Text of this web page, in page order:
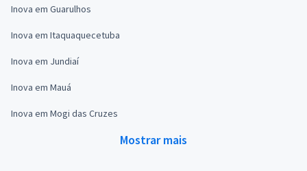
Inova em Guarulhos
Inova em Itaquaquecetuba
Inova em Jundiaí
Inova em Mauá
Inova em Mogi das Cruzes
Mostrar mais